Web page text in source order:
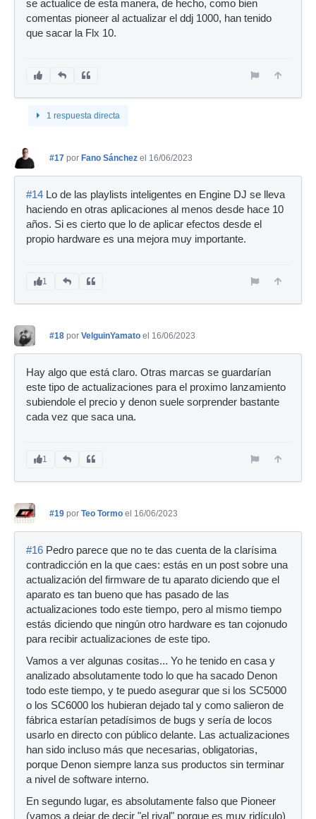
se actualice de esta manera, de hecho, como bien
comentas pioneer al actualizar el ddj 1000, han tenido
que sacar la Flx 10.
1 respuesta directa
#17 por Fano Sánchez el 16/06/2023
#14 Lo de las playlists inteligentes en Engine DJ se lleva
haciendo en otras aplicaciones al menos desde hace 10
años. Si es cierto que lo de aplicar efectos desde el
propio hardware es una mejora muy importante.
1
#18 por VelguinYamato el 16/06/2023
Hay algo que está claro. Otras marcas se guardarían
este tipo de actualizaciones para el proximo lanzamiento
subiendole el precio y denon suele sorprender bastante
cada vez que saca una.
1
#19 por Teo Tormo el 16/06/2023
#16 Pedro parece que no te das cuenta de la clarísima
contradicción en la que caes: estás en un post sobre una
actualización del firmware de tu aparato diciendo que el
aparato es tan bueno que has pasado de las
actualizaciones todo este tiempo, pero al mismo tiempo
estás diciendo que ningún otro hardware es tan cojonudo
para recibir actualizaciones de este tipo.
Vamos a ver algunas cositas... Yo he tenido en casa y
analizado absolutamente todo lo que ha sacado Denon
todo este tiempo, y te puedo asegurar que si los SC5000
o los SC6000 los hubieran dejado tal y como salieron de
fábrica estarían petadísimos de bugs y sería de locos
usarlo en directo con público delante. Las actualizaciones
han sido incluso más que necesarias, obligatorias,
porque Denon siempre lanza sus productos sin terminar
a nivel de software interno.
En segundo lugar, es absolutamente falso que Pioneer
(vamos a dejar de decir "el rival" porque es muy ridículo)